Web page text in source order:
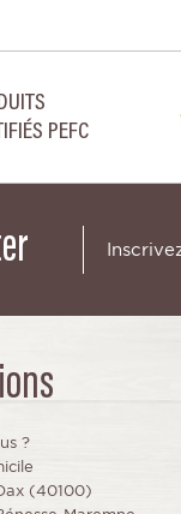
PEFC
?
(40100)